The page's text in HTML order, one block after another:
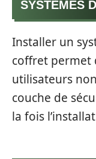
SYSTÈMES
Installer un
coffret permet
utilisateurs
couche de
la fois